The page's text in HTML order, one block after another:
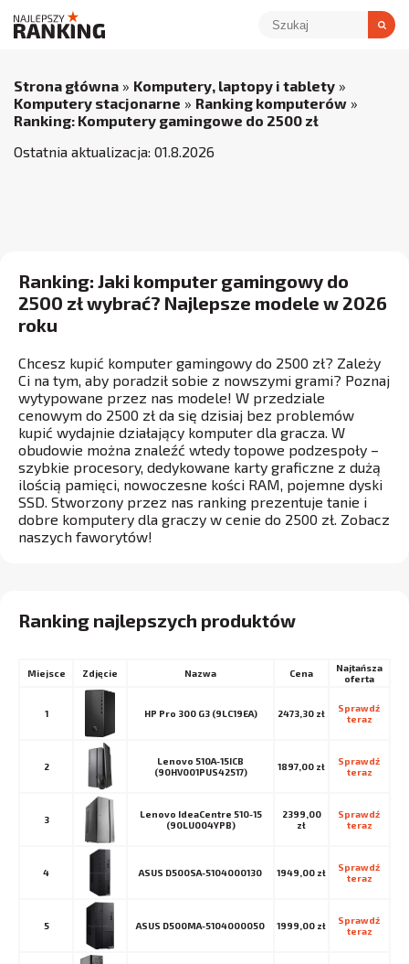
Strona główna » Komputery, laptopy i tablety »
Komputery stacjonarne » Ranking komputerów »
Ranking: Komputery gamingowe do 2500 zł
Ostatnia aktualizacja: 01.8.2026
Ranking: Jaki komputer gamingowy do
2500 zł wybrać? Najlepsze modele w 2026
roku
Chcesz kupić komputer gamingowy do 2500 zł? Zależy
Ci na tym, aby poradził sobie z nowszymi grami? Poznaj
wytypowane przez nas modele! W przedziale
cenowym do 2500 zł da się dzisiaj bez problemów
kupić wydajnie działający komputer dla gracza. W
obudowie można znaleźć wtedy topowe podzespoły –
szybkie procesory, dedykowane karty graficzne z dużą
ilością pamięci, nowoczesne kości RAM, pojemne dyski
SSD. Stworzony przez nas ranking prezentuje tanie i
dobre komputery dla graczy w cenie do 2500 zł. Zobacz
naszych faworytów!
Ranking najlepszych produktów
Miejsce Nazwa Cena
Najtańsza
oferta
1 HP Pro 300 G3 (9LC19EA) 2473,30 zł
Sprawdź
teraz
2
Lenovo 510A-15ICB
(90HV001PUS42517)
1897,00 zł
Sprawdź
teraz
3
Lenovo IdeaCentre 510-15
(90LU004YPB)
2399,00
zł
Sprawdź
teraz
4 ASUS D500SA-5104000130 1949,00 zł
Sprawdź
teraz
5 ASUS D500MA-5104000050 1999,00 zł
Sprawdź
teraz